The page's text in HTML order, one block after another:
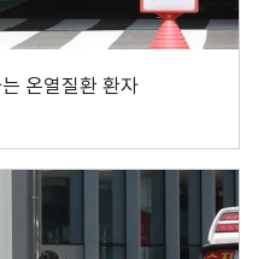
온열질환 환자